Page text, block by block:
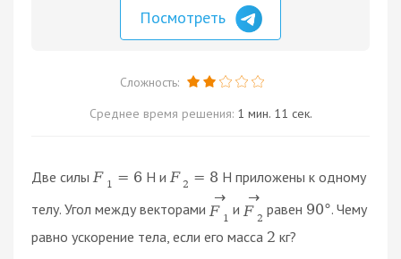
Посмотреть
Сложность:
Среднее время решения: 1 мин. 11 сек.
Две силы F 1 = 6 Н и F 2 = 8 Н приложены к одному
телу. Угол между векторами
→
F 1 и
→
F 2 равен 90°. Чему
равно ускорение тела, если его масса 2 кг?